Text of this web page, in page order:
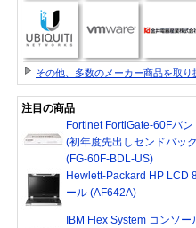
その他、多数のメーカー商品を取り
注目の商品
Fortinet FortiGate-60Fバ
(初年度先出しセンドバッ
(FG-60F-BDL-US)
Hewlett-Packard HP LCD
ール (AF642A)
IBM Flex System コンソー